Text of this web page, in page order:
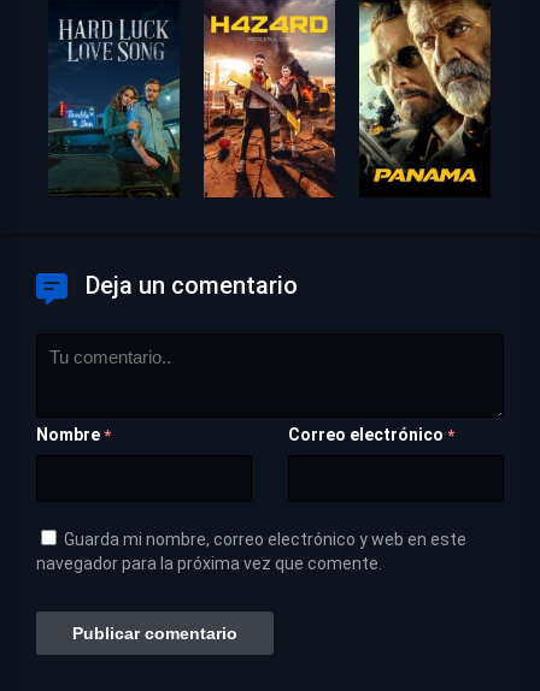
Deja un comentario
Nombre * Correo electrónico *
Guarda mi nombre, correo electrónico y web en este
navegador para la próxima vez que comente.